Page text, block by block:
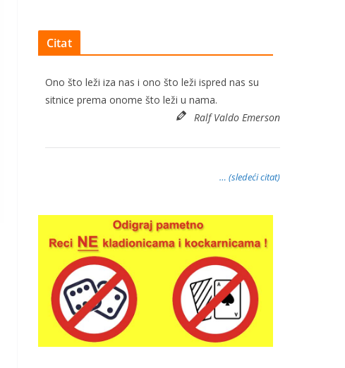
Citat
Ono što leži iza nas i ono što leži ispred nas su
sitnice prema onome što leži u nama.
Ralf Valdo Emerson
… (sledeći citat)